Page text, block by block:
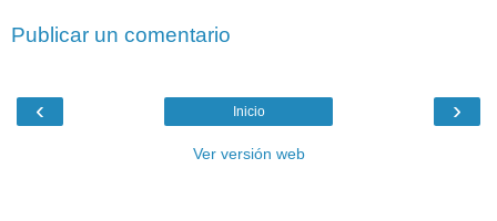
Publicar un comentario
‹ ›
Inicio
Ver versión web